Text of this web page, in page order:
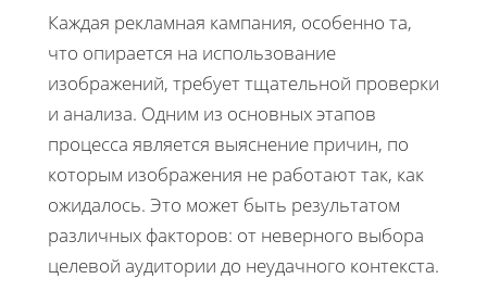
Каждая рекламная кампания, особенно та,
что опирается на использование
изображений, требует тщательной проверки
и анализа. Одним из основных этапов
процесса является выяснение причин, по
которым изображения не работают так, как
ожидалось. Это может быть результатом
различных факторов: от неверного выбора
целевой аудитории до неудачного контекста.